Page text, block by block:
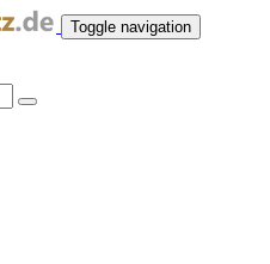
Toggle navigation